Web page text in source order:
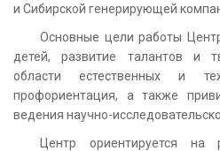
и Сибирской генерирующей
Основные цели работы
детей, развитие талантов и
области естественных и
профориентация, а также
ведения научно-
Центр ориентируется на